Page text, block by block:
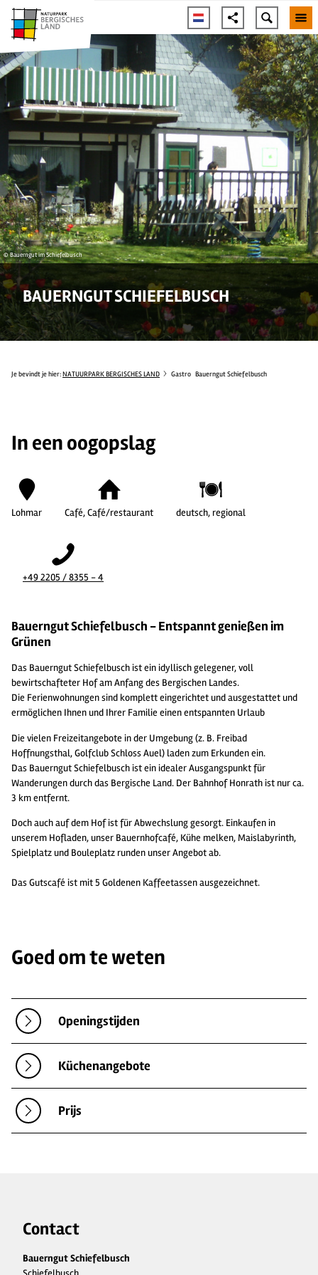
© Bauerngut im Schiefelbusch
BAUERNGUT SCHIEFELBUSCH
Je bevindt je hier:NATUURPARK BERGISCHES LAND Gastro Bauerngut Schiefelbusch
In een oogopslag
Lohmar Café, Café/restaurant deutsch, regional
+49 2205 / 8355 - 4
Bauerngut Schiefelbusch - Entspannt genießen im
Grünen
Das Bauerngut Schiefelbusch ist ein idyllisch gelegener, voll
bewirtschafteter Hof am Anfang des Bergischen Landes.
Die Ferienwohnungen sind komplett eingerichtet und ausgestattet und
ermöglichen Ihnen und Ihrer Familie einen entspannten Urlaub
Die vielen Freizeitangebote in der Umgebung (z. B. Freibad
Hoffnungsthal, Golfclub Schloss Auel) laden zum Erkunden ein.
Das Bauerngut Schiefelbusch ist ein idealer Ausgangspunkt für
Wanderungen durch das Bergische Land. Der Bahnhof Honrath ist nur ca.
3 km entfernt.
Doch auch auf dem Hof ist für Abwechslung gesorgt. Einkaufen in
unserem Hofladen, unser Bauernhofcafé, Kühe melken, Maislabyrinth,
Spielplatz und Bouleplatz runden unser Angebot ab.
Das Gutscafé ist mit 5 Goldenen Kaffeetassen ausgezeichnet.
Goed om te weten
Openingstijden
Küchenangebote
Prijs
Contact
Bauerngut Schiefelbusch